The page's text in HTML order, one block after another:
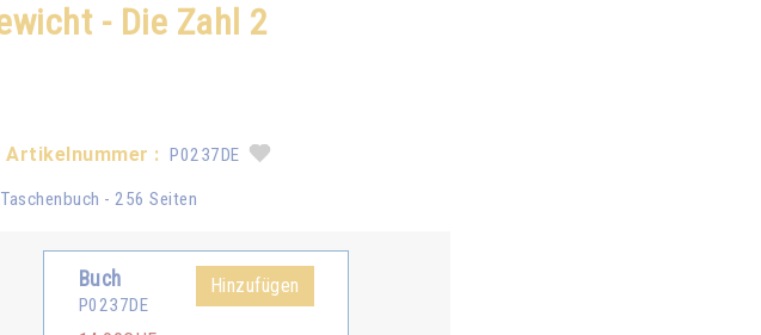
- Die Zahl 2
Artikelnummer : P0237DE
Taschenbuch - 256 Seiten
Buch
P0237DE
Hinzufügen